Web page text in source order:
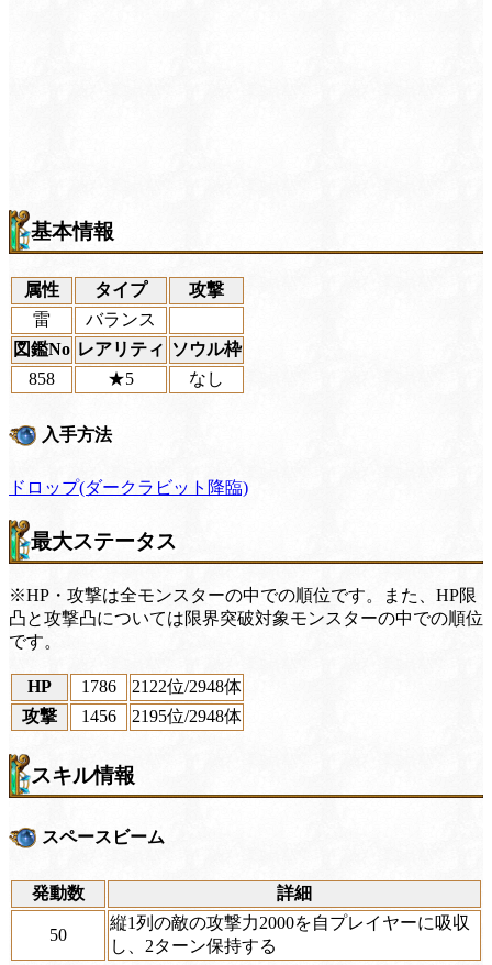
基本情報
属性 タイプ
攻撃
雷
バランス
図鑑No レアリティ ソウル枠
858
★5 なし
入手方法
ドロップ(ダークラビット降臨)
最大ステータス
※HP・攻撃は全モンスターの中での順位です。また、HP限
凸と攻撃凸については限界突破対象モンスターの中での順位
です。
HP 1786 2122位/2948体
攻撃
1456 2195位/2948体
スキル情報
スペースビーム
発動数 詳細
50
縦1列の敵の攻撃力2000を自プレイヤーに吸収
し、2ターン保持する